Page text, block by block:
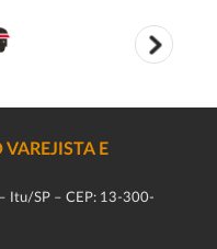
E
Itu/SP – CEP: 13-300-